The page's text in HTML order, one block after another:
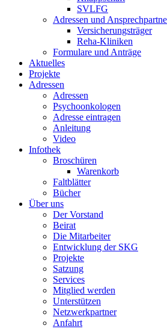
SVLFG
Adressen und
Versicherungsträger
Reha-Kliniken
Formulare und Anträge
Aktuelles
Projekte
Adressen
Adressen
Psychoonkologen
Adresse eintragen
Anleitung
Video
Infothek
Broschüren
Warenkorb
Faltblätter
Bücher
Über uns
Der Vorstand
Beirat
Die Mitarbeiter
Entwicklung der SKG
Projekte
Satzung
Services
Mitglied werden
Unterstützen
Netzwerkpartner
Anfahrt